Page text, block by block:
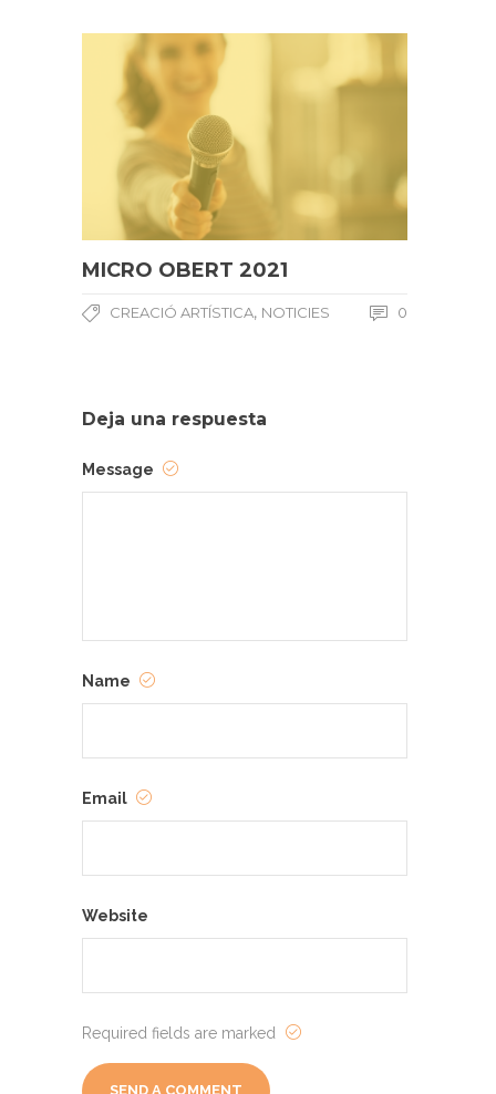
MICRO OBERT 2021
CREACIÓ ARTÍSTICA, NOTICIES 0
Deja una respuesta
Message
Name
Email
Website
Required fields are marked